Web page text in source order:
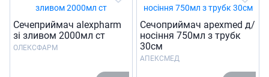
Сечеприймач alexpharm
зі зливом 2000мл ст
ОЛЕКСФАРМ
Сечоприймач apexmed д/
носiння 750мл з трубк
30см
АПЕКСМЕД